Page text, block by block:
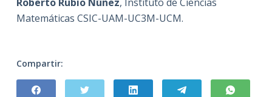
Matemáticas CSIC-UAM-UC3M-UCM.
Compartir: